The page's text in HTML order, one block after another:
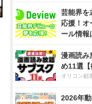
芸能界を
応援！オ
ール情
漫画読み
め11選【
オリコン顧
2026年